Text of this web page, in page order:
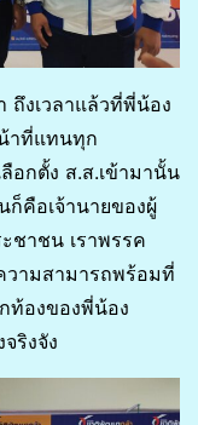
ถึงเวลาแล้วที่พี่น้อง
าที่แทนทุก
อกตั้ง ส.ส.เข้ามานั้น
คือเจ้านายของผู้
ชาชน เราพรรค
ามสามารถพร้อมที่
ท้องของพี่น้อง
ริงจัง